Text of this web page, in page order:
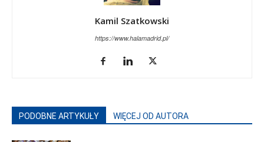
Kamil Szatkowski
https://www.halamadrid.pl/
PODOBNE ARTYKUŁY WIĘCEJ OD AUTORA